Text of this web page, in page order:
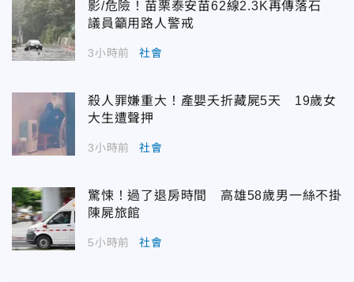
影/危險！苗栗泰安苗62線2.3K再傳落石
議員籲用路人警戒
3小時前 社會
殺人罪嫌重大！產嬰夭折藏屍5天 19歲女
大生遭聲押
3小時前 社會
驚悚！過了退房時間 高雄58歲男一絲不掛
陳屍旅館
5小時前 社會